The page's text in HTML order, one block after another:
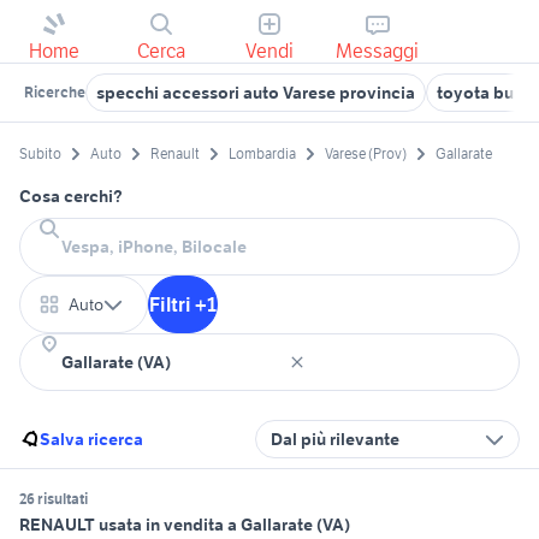
Home Cerca Vendi Messaggi
Ricerche specchi accessori auto Varese provincia toyota
Subito Auto Renault Lombardia Varese (Prov) Gallarate
Cosa cerchi?
Auto Filtri +1
Salva ricerca Dal più rilevante
26 risultati
RENAULT usata in vendita a Gallarate (VA)